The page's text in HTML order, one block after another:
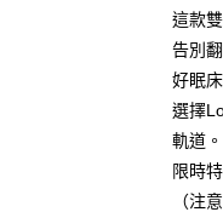
這款
告別
好眠
選擇
軌道。
限時
（注